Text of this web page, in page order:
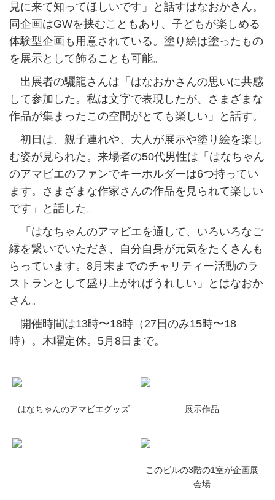
見に来て知ってほしいです」と話すはなおかさん。
同企画はGWを挟むこともあり、子どもが楽しめる
体験型企画も用意されている。塗り絵は塗ったもの
を展示として飾ることも可能。
出展者の驪龍さんは「はなおかさんの思いに共感
して参加した。私は文字で表現したが、さまざまな
作品が集まったこの空間がとても楽しい」と話す。
初日は、親子連れや、大人が展示や塗り絵を楽し
む姿が見られた。来場者の50代男性は「はなちゃん
のアマビエのファンでキーホルダーは6つ持ってい
ます。さまざまな作家さんの作品を見られて楽しい
です」と話した。
「はなちゃんのアマビエを通して、いろいろなご
縁を繋いでいただき、自分自身が元気をたくさんも
らっています。8月末までのチャリティー活動のラ
ストランとして盛り上がればうれしい」とはなおか
さん。
開催時間は13時〜18時（27日のみ15時〜18
時）。木曜定休。5月8日まで。
はなちゃんのアマビエグッズ 展示作品
このビルの3階の1室が企画展
会場